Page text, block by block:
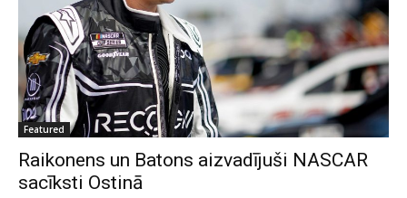
Featured
Raikonens un Batons aizvadījuši NASCAR
sacīksti Ostinā